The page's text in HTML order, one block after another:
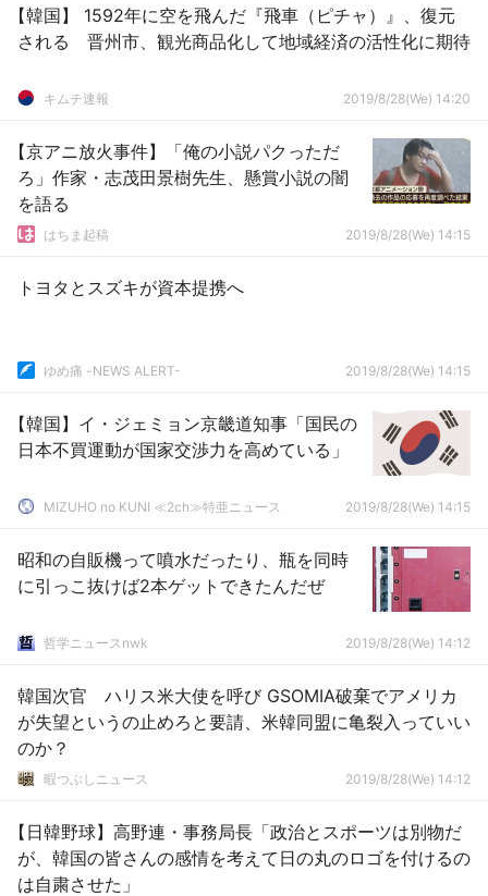
【韓国】 1592年に空を飛んだ『飛車（ピチャ）』、復元
される 晋州市、観光商品化して地域経済の活性化に期待
キムチ速報 2019/8/28(We) 14:20
【京アニ放火事件】「俺の小説パクっただ
ろ」作家・志茂田景樹先生、懸賞小説の闇
を語る
はちま起稿 2019/8/28(We) 14:15
トヨタとスズキが資本提携へ
ゆめ痛 -NEWS ALERT- 2019/8/28(We) 14:15
【韓国】イ・ジェミョン京畿道知事「国民の
日本不買運動が国家交渉力を高めている」
MIZUHO no KUNI ≪2ch≫特亜ニュース 2019/8/28(We) 14:15
昭和の自販機って噴水だったり、瓶を同時
に引っこ抜けば2本ゲットできたんだぜ
哲学ニュースnwk 2019/8/28(We) 14:12
韓国次官 ハリス米大使を呼び GSOMIA破棄でアメリカ
が失望というの止めろと要請、米韓同盟に亀裂入っていい
のか？
暇つぶしニュース 2019/8/28(We) 14:12
【日韓野球】高野連・事務局長「政治とスポーツは別物だ
が、韓国の皆さんの感情を考えて日の丸のロゴを付けるの
は自粛させた」